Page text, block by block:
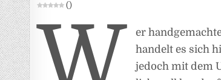
()
W
er
handelt es sich
jedoch mit dem